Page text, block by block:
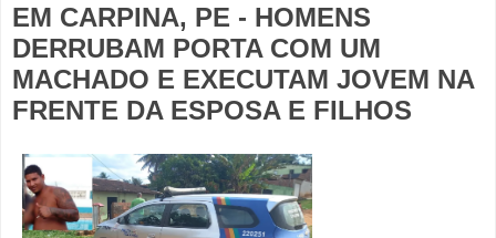
EM CARPINA, PE - HOMENS
DERRUBAM PORTA COM UM
MACHADO E EXECUTAM JOVEM NA
FRENTE DA ESPOSA E FILHOS